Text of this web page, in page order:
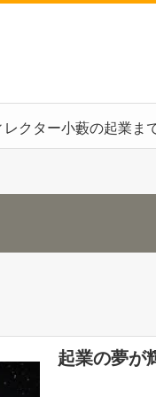
レクター小藪の起業ま
起業の夢が